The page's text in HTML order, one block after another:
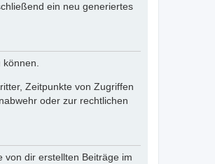
ein neu generiertes
Zeitpunkte von Zugriffen
oder zur rechtlichen
von dir erstellten Beiträge im